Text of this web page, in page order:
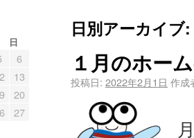
日別アーカイブ:
１月のホー
投稿日: 2022年2月1日 作成
日
6
13
20
27